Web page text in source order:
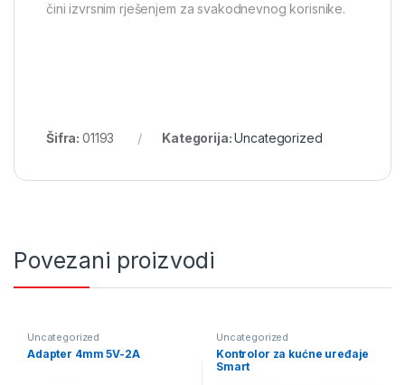
čini izvrsnim rješenjem za svakodnevnog korisnike.
Šifra:01193 Kategorija:Uncategorized
Povezani proizvodi
Uncategorized
Adapter 4mm 5V-2A
Uncategorized
Kontrolor za kućne uređaje
Smart